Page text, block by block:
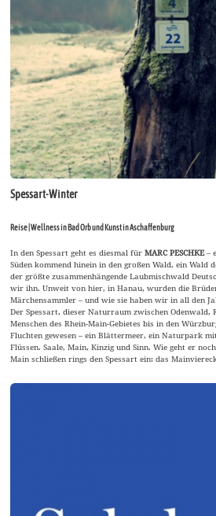
Spessart-Winter
Reise | Wellness in Bad Orb und Kunst in Aschaffenburg
In den Spessart geht es diesmal fürMARC PESCHKE–
Süden kommend hinein in den großen Wald, ein Wald
der größte zusammenhängende Laubmischwald
wir ihn. Unweit von hier, in Hanau, wurden die
Märchensammler – und wie sie haben wir in all den
Der Spessart, dieser Naturraum zwischen Odenwald,
Menschen des Rhein-Main-Gebietes bis in den
Fluchten gewesen – ein Blättermeer, ein Naturpark
Flüssen. Saale, Main, Kinzig und Sinn. Wie geht er
Main schließen rings den Spessart ein: das